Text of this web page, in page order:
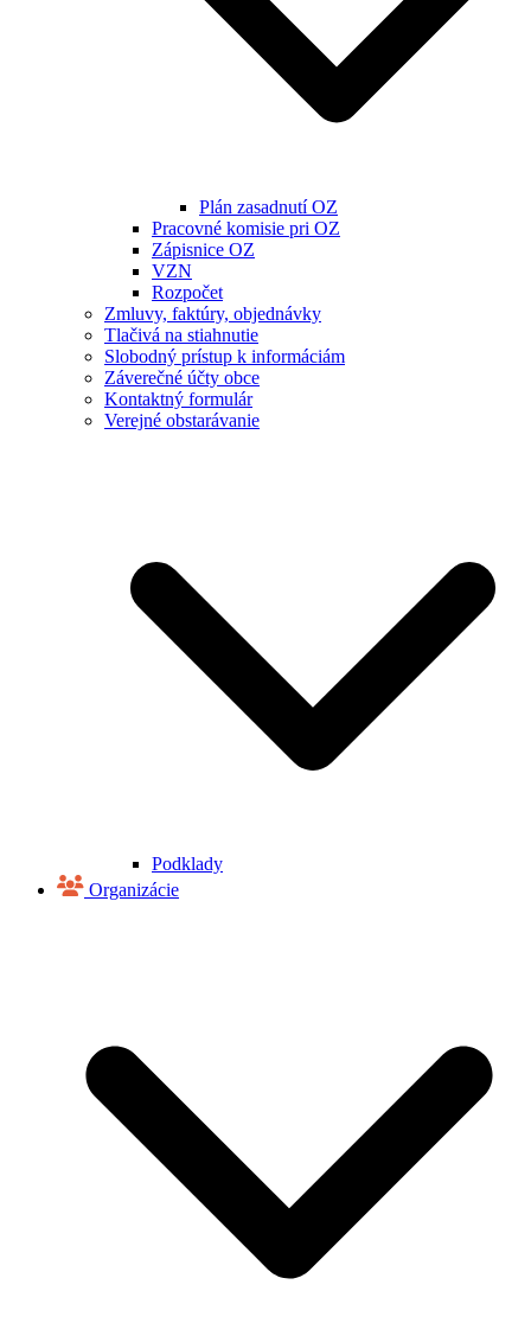
Plán zasadnutí OZ
Pracovné komisie pri OZ
Zápisnice OZ
VZN
Rozpočet
Zmluvy, faktúry, objednávky
Tlačivá na stiahnutie
Slobodný prístup k informáciám
Záverečné účty obce
Kontaktný formulár
Verejné obstarávanie
Podklady
Organizácie